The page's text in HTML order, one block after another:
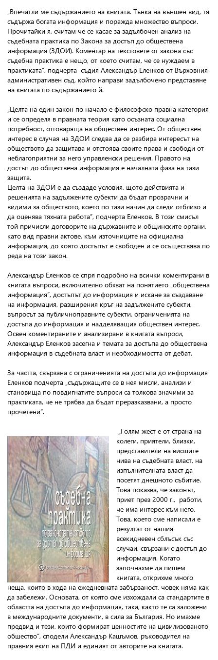
„Впечатли ме съдържанието на книгата. Тънка на външен вид, тя
съдържа богата информация и поражда множество въпроси.
Прочитайки я, считам че се касае за задълбочен анализ на
съдебната практика по Закона за достъп до обществена
информация (ЗДОИ). Коментар на текстовете от закона със
съдебна практика е нещо, от което считам, че се нуждаем в
практиката”, подчерта съдия Александър Еленков от Върховния
административен съд, който направи задълбочено представяне
на книгата по съдържанието й.
„Целта на един закон по начало е философско правна категория
и се определя в правната теория като осъзната социална
потребност, отговаряща на обществен интерес. От обществен
интерес в случая на ЗДОИ следва да се разбира интересът на
обществото да защитава и отстоява своите права и свободи от
неблагоприятни за него управленски решения. Правото на
достъп до обществена информация е началната фаза на тази
защита.
Целта на ЗДОИ е да създаде условия, щото действията и
решенията на задължените субекти да бъдат прозрачни и
видими за обществото, което по тази начин да следи отблизо и
да оценява тяхната работа”, подчерта Еленков. В този смисъл
той причисли договорите на държавните и общинските органи,
като вид правни актове, към източниците на официална
информация, до която достъпът е свободен и се осъществява по
реда на този закон.
Александър Еленков се спря подробно на всички коментирани в
книгата въпроси, включително обхват на понятието „обществена
информация”, достъпът до информация и искане за създаване
на информация, разширения кръг на задължените субекти,
въпросът за публичноправните субекти, ограниченията на
достъпа до информация и надделяващия обществен интерес.
Освен коментираните и анализирани в книгата въпроси,
Александър Еленков засегна и темата за достъпа до обществена
информация в съдебната власт и необходимостта от дебат.
За частта, свързана с ограниченията на достъпа до информация
Еленков подчерта „съдържащите се в нея мисли, анализи и
становища по повдигнатите въпроси са толкова значими за
практиката, че не трябва да бъдат преразказвани, а просто
прочетени”.
„Голям жест е от страна на
колеги, приятели, близки,
представители на висшите
нива на съдебната власт, на
изпълнителната власт да
посетят днешното събитие.
Това показва, че законът,
приет през 2000 г., работи,
че има интерес към него.
Това, което сме написали е
резултат от нашия
всекидневен сблъсък със
случаи, свързани с достъп до
информация. Когато
започнахме да пишем
книгата, открихме много
неща, които в хода на ежедневната забързаност, човек няма как
да забележи. Основата, от която сме изхождали са стандартите в
областта на достъпа до информация, така, както те са заложени
в международните документи, в сила за България. Но имахме
предвид и тези, които формират ценностите на цивилизованото
обшество”, сподели Александър Кашъмов, ръководител на
правния екип на ПДИ и единият от авторите на книгата.